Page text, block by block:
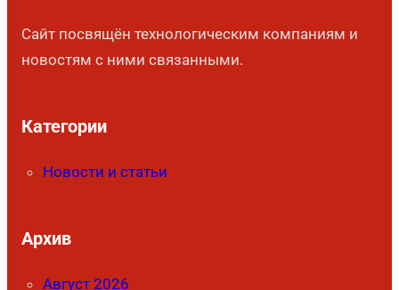
Сайт посвящён технологическим компаниям и
новостям с ними связанными.
Категории
Новости и статьи
Архив
Август 2026